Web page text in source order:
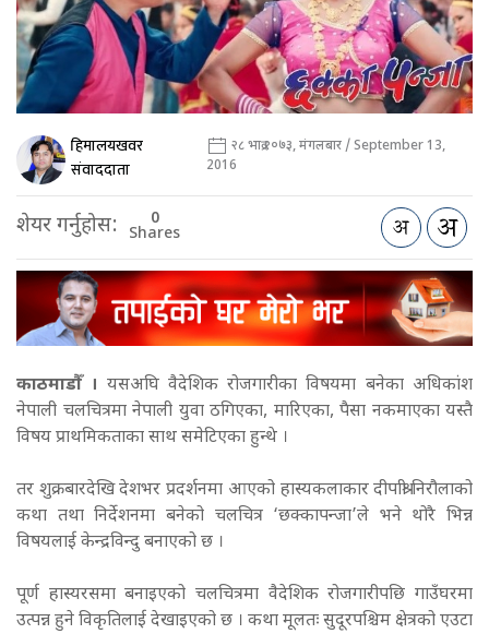
हिमालयखवर
संवाददाता
२८ भाद्र २०७३, मंगलबार / September 13,
2016
शेयर गर्नुहोस: 0
Shares
काठमाडौँ । यसअघि वैदेशिक रोजगारीका विषयमा बनेका अधिकांश
नेपाली चलचित्रमा नेपाली युवा ठगिएका, मारिएका, पैसा नकमाएका यस्तै
विषय प्राथमिकताका साथ समेटिएका हुन्थे ।
तर शुक्रबारदेखि देशभर प्रदर्शनमा आएको हास्यकलाकार दीपाश्री निरौलाको
कथा तथा निर्देशनमा बनेको चलचित्र ‘छक्कापन्जा’ले भने थोरै भिन्न
विषयलाई केन्द्रविन्दु बनाएको छ ।
पूर्ण हास्यरसमा बनाइएको चलचित्रमा वैदेशिक रोजगारीपछि गाउँघरमा
उत्पन्न हुने विकृतिलाई देखाइएको छ । कथा मूलतः सुदूरपश्चिम क्षेत्रको एउटा